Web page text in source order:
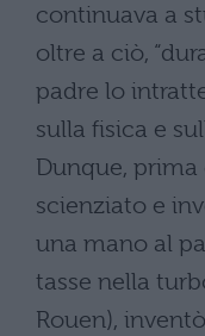
continuava a
oltre a ciò,
padre lo
sulla fisica e
Dunque, prima
scienziato e
una mano al
tasse nella
Rouen),